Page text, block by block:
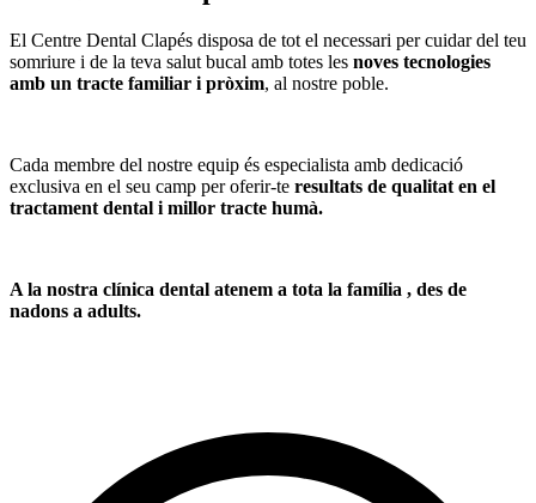
El Centre Dental Clapés disposa de tot el necessari per cuidar del teu
somriure i de la teva salut bucal amb totes les noves tecnologies
amb un tracte familiar i pròxim, al nostre poble.
Cada membre del nostre equip és especialista amb dedicació
exclusiva en el seu camp per oferir-te resultats de qualitat en el
tractament dental i millor tracte humà.
A la nostra clínica dental atenem a tota la família , des de
nadons a adults.